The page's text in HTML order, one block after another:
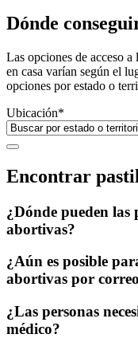
Dónde
Las opciones de acceso
en casa varían según el
opciones por estado o
Ubicación*
Encontrar
¿Dónde pueden las
abortivas?
¿Aún es posible
abortivas por
¿Las personas
médico?